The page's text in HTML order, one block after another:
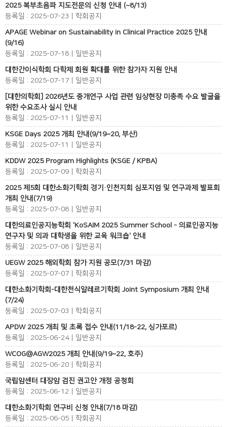
2025 복부초음파 지도전문의 신청 안내 (~8/13)
등록일 : 2025-07-23 | 학회공지
APAGE Webinar on Sustainability in Clinical Practice 2025 안내
(9/16)
등록일 : 2025-07-18 | 일반공지
대한간이식학회 다학제 회원 확대를 위한 참가자 지원 안내
등록일 : 2025-07-17 | 일반공지
[대한의학회] 2026년도 중개연구 사업 관련 임상현장 미충족 수요 발굴을
위한 수요조사 실시 안내
등록일 : 2025-07-11 | 일반공지
KSGE Days 2025 개최 안내(9/19~20, 부산)
등록일 : 2025-07-11 | 일반공지
KDDW 2025 Program Highlights (KSGE / KPBA)
등록일 : 2025-07-09 | 학회공지
2025 제5회 대한소화기학회 경기·인천지회 심포지엄 및 연구과제 발표회
개최 안내(7/19)
등록일 : 2025-07-08 | 일반공지
대한의료인공지능학회 'KoSAIM 2025 Summer School - 의료인공지능
연구자 및 의과 대학생을 위한 교육 워크숍' 안내
등록일 : 2025-07-08 | 일반공지
UEGW 2025 해외학회 참가 지원 공모(7/31 마감)
등록일 : 2025-07-07 | 학회공지
대한소화기학회-대한천식알레르기학회 Joint Symposium 개최 안내
(7/24)
등록일 : 2025-07-03 | 학회공지
APDW 2025 개최 및 초록 접수 안내(11/18-22, 싱가포르)
등록일 : 2025-06-24 | 일반공지
WCOG@AGW2025 개최 안내(9/19~22, 호주)
등록일 : 2025-06-20 | 학회공지
국립암센터 대장암 검진 권고안 개정 공청회
등록일 : 2025-06-12 | 일반공지
대한소화기학회 연구비 신청 안내(7/18 마감)
등록일 : 2025-06-05 | 학회공지